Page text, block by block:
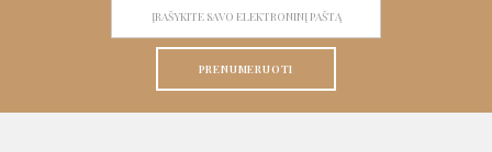
PRENUMERUOTI